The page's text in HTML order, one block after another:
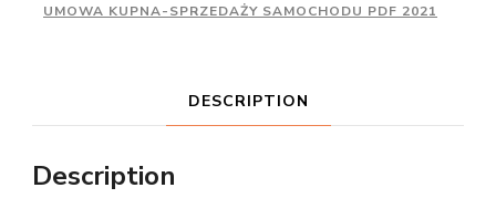
UMOWA KUPNA-SPRZEDAŻY SAMOCHODU PDF 2021
DESCRIPTION
Description